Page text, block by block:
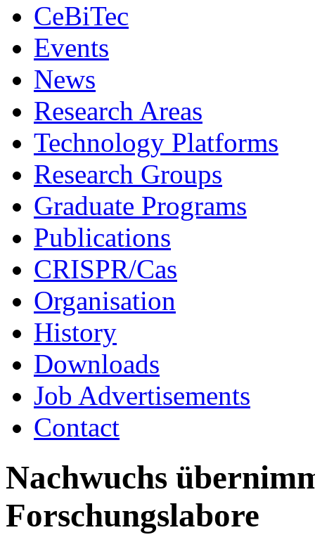
CeBiTec
Events
News
Research Areas
Technology Platforms
Research Groups
Graduate Programs
Publications
CRISPR/Cas
Organisation
History
Downloads
Job Advertisements
Contact
Nachwuchs
Forschungslabore